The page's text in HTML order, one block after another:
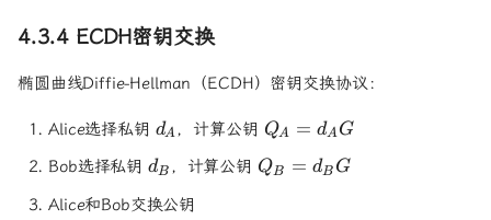
4.3.4 ECDH密钥交换
椭圆曲线Diffie-Hellman（ECDH）密钥交换协议：
Alice选择私钥 d_A
dA，计算公钥 Q_A
d_A
QA = dAG
Bob选择私钥 d_B
dB ，计算公钥 Q_B
QB = dB G
Alice和Bob交换公钥